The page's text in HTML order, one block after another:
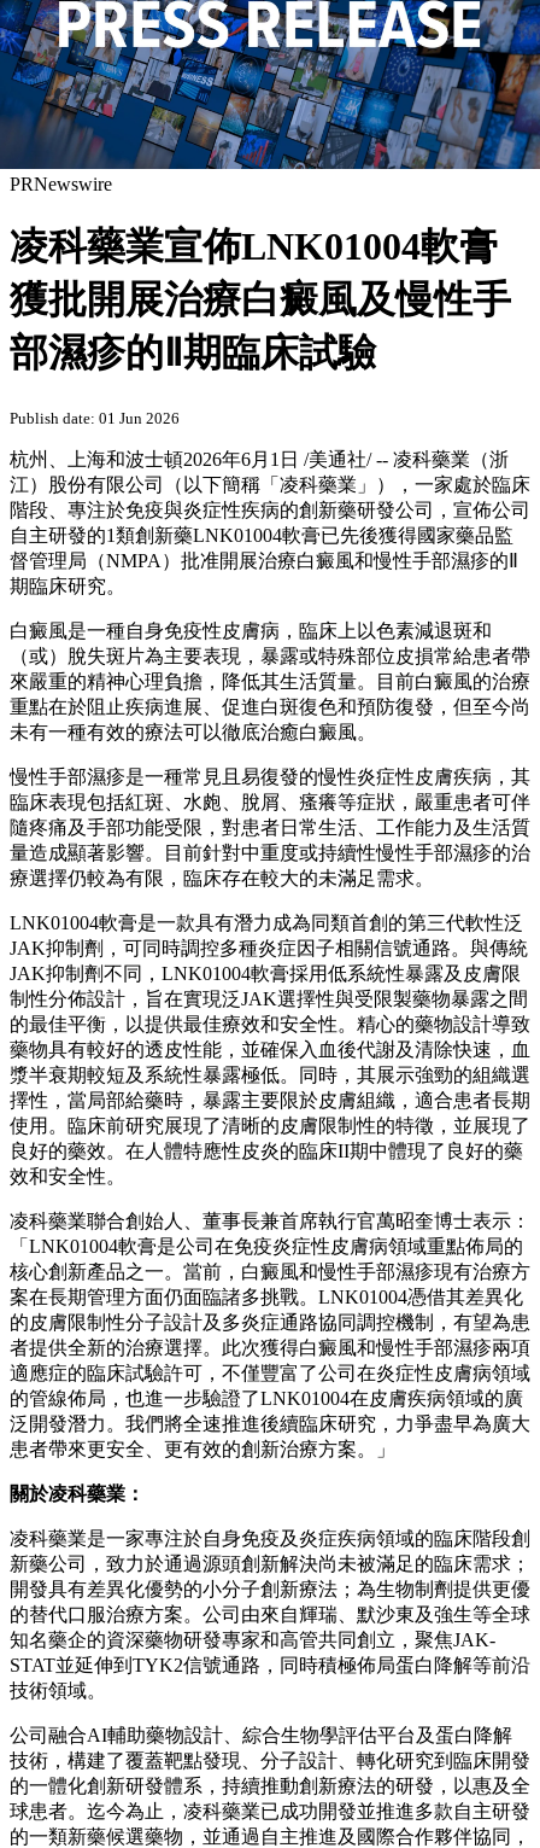
PRNewswire
凌科藥業宣佈LNK01004軟膏
獲批開展治療白癜風及慢性手
部濕疹的Ⅱ期臨床試驗
Publish date: 01 Jun 2026
杭州、上海和波士頓2026年6月1日 /美通社/ -- 凌科藥業（浙
江）股份有限公司（以下簡稱「凌科藥業」），一家處於臨床
階段、專注於免疫與炎症性疾病的創新藥研發公司，宣佈公司
自主研發的1類創新藥LNK01004軟膏已先後獲得國家藥品監
督管理局（NMPA）批准開展治療白癜風和慢性手部濕疹的
期臨床研究。
白癜風是一種自身免疫性皮膚病，臨床上以色素減退斑和
（或）脫失斑片為主要表現，暴露或特殊部位皮損常給患者帶
來嚴重的精神心理負擔，降低其生活質量。目前白癜風的治療
重點在於阻止疾病進展、促進白斑復色和預防復發，但至今尚
未有一種有效的療法可以徹底治癒白癜風。
慢性手部濕疹是一種常見且易復發的慢性炎症性皮膚疾病，其
臨床表現包括紅斑、水皰、脫屑、瘙癢等症狀，嚴重患者可伴
隨疼痛及手部功能受限，對患者日常生活、工作能力及生活質
量造成顯著影響。目前針對中重度或持續性慢性手部濕疹的治
療選擇仍較為有限，臨床存在較大的未滿足需求。
LNK01004軟膏是一款具有潛力成為同類首創的第三代軟性泛
JAK抑制劑，可同時調控多種炎症因子相關信號通路。與傳統
JAK抑制劑不同，LNK01004軟膏採用低系統性暴露及皮膚限
制性分佈設計，旨在實現泛JAK選擇性與受限製藥物暴露之間
的最佳平衡，以提供最佳療效和安全性。精心的藥物設計導致
藥物具有較好的透皮性能，並確保入血後代謝及清除快速，血
漿半衰期較短及系統性暴露極低。同時，其展示強勁的組織選
擇性，當局部給藥時，暴露主要限於皮膚組織，適合患者長期
使用。臨床前研究展現了清晰的皮膚限制性的特徵，並展現了
良好的藥效。在人體特應性皮炎的臨床II期中體現了良好的藥
效和安全性。
凌科藥業聯合創始人、董事長兼首席執行官萬昭奎博士表示：
「LNK01004軟膏是公司在免疫炎症性皮膚病領域重點佈局的
核心創新產品之一。當前，白癜風和慢性手部濕疹現有治療方
案在長期管理方面仍面臨諸多挑戰。LNK01004憑借其差異化
的皮膚限制性分子設計及多炎症通路協同調控機制，有望為患
者提供全新的治療選擇。此次獲得白癜風和慢性手部濕疹兩項
適應症的臨床試驗許可，不僅豐富了公司在炎症性皮膚病領域
的管線佈局，也進一步驗證了LNK01004在皮膚疾病領域的廣
泛開發潛力。我們將全速推進後續臨床研究，力爭盡早為廣大
患者帶來更安全、更有效的創新治療方案。」
關於凌科藥業：
凌科藥業是一家專注於自身免疫及炎症疾病領域的臨床階段創
新藥公司，致力於通過源頭創新解決尚未被滿足的臨床需求；
開發具有差異化優勢的小分子創新療法；為生物制劑提供更優
的替代口服治療方案。公司由來自輝瑞、默沙東及強生等全球
知名藥企的資深藥物研發專家和高管共同創立，聚焦JAK-
STAT並延伸到TYK2信號通路，同時積極佈局蛋白降解等前沿
技術領域。
公司融合AI輔助藥物設計、綜合生物學評估平台及蛋白降解
技術，構建了覆蓋靶點發現、分子設計、轉化研究到臨床開發
的一體化創新研發體系，持續推動創新療法的研發，以惠及全
球患者。迄今為止，凌科藥業已成功開發並推進多款自主研發
的一類新藥候選藥物，並通過自主推進及國際合作夥伴協同，